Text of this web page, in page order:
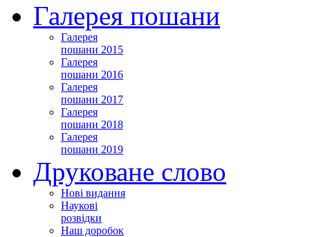
Галерея пошани
Галерея
пошани 2015
Галерея
пошани 2016
Галерея
пошани 2017
Галерея
пошани 2018
Галерея
пошани 2019
Друковане слово
Нові видання
Наукові
розвідки
Наш доробок